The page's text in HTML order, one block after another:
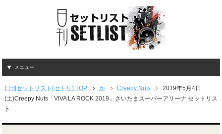
メニュー
日刊セットリスト(セトリ) TOP か Creepy Nuts
2019年5月4日
(土)Creepy Nuts「VIVA LA ROCK 2019」さいたまスーパーアリーナ セットリス
ト